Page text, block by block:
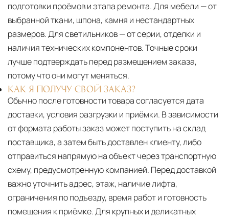
подготовки проёмов и этапа ремонта. Для мебели — от
выбранной ткани, шпона, камня и нестандартных
размеров. Для светильников — от серии, отделки и
наличия технических компонентов. Точные сроки
лучше подтверждать перед размещением заказа,
потому что они могут меняться.
КАК Я ПОЛУЧУ СВОЙ ЗАКАЗ?
Обычно после готовности товара согласуется дата
доставки, условия разгрузки и приёмки. В зависимости
от формата работы заказ может поступить на склад
поставщика, а затем быть доставлен клиенту, либо
отправиться напрямую на объект через транспортную
схему, предусмотренную компанией. Перед доставкой
важно уточнить адрес, этаж, наличие лифта,
ограничения по подъезду, время работ и готовность
помещения к приёмке. Для крупных и деликатных